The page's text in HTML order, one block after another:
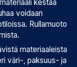
kestää
voidaan
Rullamuoto
materiaaleista
väri-, paksuus- ja